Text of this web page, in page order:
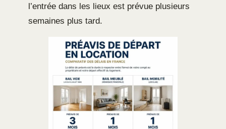
l’entrée dans les lieux est prévue plusieurs
semaines plus tard.